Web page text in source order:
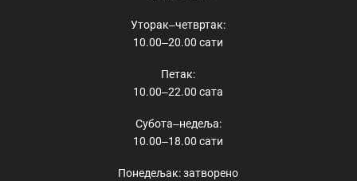
Уторак‒четвртак:
10.00‒20.00 сати
Петак:
10.00‒22.00 сата
Субота‒недеља:
10.00‒18.00 сати
Понедељак: затворено